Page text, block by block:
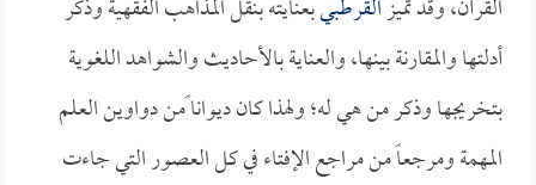
القرآن، وقد تميزالقرطبيبعنايته بنقل المذاهب الفقهية وذكر
أدلتها والمقارنة بينها، والعناية بالأحاديث والشواهد اللغوية
بتخريجها وذكر من هي له؛ ولهذا كان ديوانا ًمن دواوين العلم
المهمة ومرجعاً من مراجع الإفتاء في كل العصور التي جاءت